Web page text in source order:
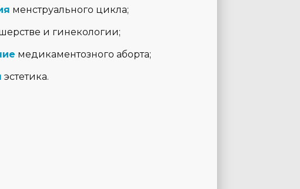
менструального цикла;
и гинекологии;
медикаментозного аборта;
эстетика.